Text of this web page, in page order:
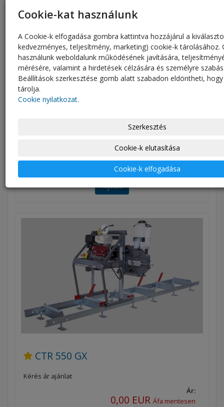
0,00 EUR Áfa mentesen
Kijelző
CTR 550 GX
Kérés ár ajánlat
Ár:
0,00 EUR Áfa mentesen
Cookie-kat használunk
A Cookie-k elfogadása gombra kattintva hozzájárul a
kedvezményes, teljesítmény, marketing) cookie-k tárolásához.
használunk weboldalunk működésének javítására,
mérésére, valamint a hirdetések célzására és személyre
Beállítások szerkesztése gomb alatt szabadon eldöntheti,
tárolja.
Cookie nyilatkozat.
Szerkesztés
Cookie-k elutasítása
Cookie-k elfogadása